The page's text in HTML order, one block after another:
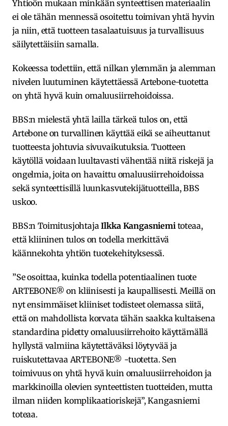
Yhtioön mukaan minkään synteettisen materiaalin
ei ole tähän mennessä osoitettu toimivan yhtä hyvin
ja niin, että tuotteen tasalaatuisuus ja turvallisuus
säilytettäisiin samalla.
Kokeessa todettiin, että nilkan ylemmän ja alemman
nivelen luutuminen käytettäessä Artebone-tuotetta
on yhtä hyvä kuin omaluusiirrehoidoissa.
BBS:n mielestä yhtä lailla tärkeä tulos on, että
Artebone on turvallinen käyttää eikä se aiheuttanut
tuotteesta johtuvia sivuvaikutuksia. Tuotteen
käytöllä voidaan luultavasti vähentää niitä riskejä ja
ongelmia, joita on havaittu omaluusiirrehoidoissa
sekä synteettisillä luunkasvutekijätuotteilla, BBS
uskoo.
BBS:n ToimitusjohtajaIlkka Kangasniemi toteaa,
että kliininen tulos on todella merkittävä
käännekohta yhtiön tuotekehityksessä.
”Se osoittaa, kuinka todella potentiaalinen tuote
ARTEBONE® on kliinisesti ja kaupallisesti. Meillä on
nyt ensimmäiset kliiniset todisteet olemassa siitä,
että on mahdollista korvata tähän saakka kultaisena
standardina pidetty omaluusiirrehoito käyttämällä
hyllystä valmiina käytettäväksi löytyvää ja
ruiskutettavaa ARTEBONE® -tuotetta. Sen
toimivuus on yhtä hyvä kuin omaluusiirrehoidon ja
markkinoilla olevien synteettisten tuotteiden, mutta
ilman niiden komplikaatioriskejä”, Kangasniemi
toteaa.